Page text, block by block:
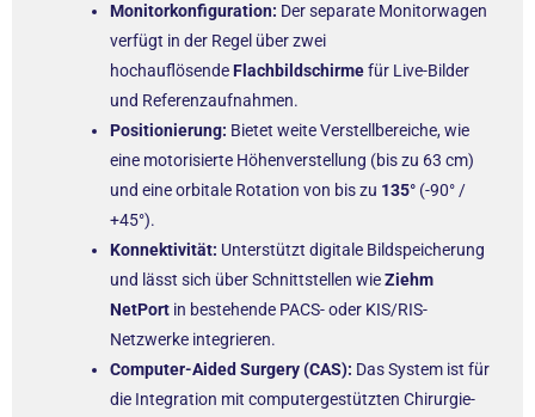
Monitorkonfiguration: Der separate Monitorwagen
verfügt in der Regel über zwei
hochauflösendeFlachbildschirmefür Live-Bilder
und Referenzaufnahmen.
Positionierung: Bietet weite Verstellbereiche, wie
eine motorisierte Höhenverstellung (bis zu 63 cm)
und eine orbitale Rotation von bis zu 135° (-90° /
+45°).
Konnektivität: Unterstützt digitale Bildspeicherung
und lässt sich über Schnittstellen wieZiehm
NetPort in bestehende PACS- oder KIS/RIS-
Netzwerke integrieren.
Computer-Aided Surgery (CAS): Das System ist für
die Integration mit computergestützten Chirurgie-